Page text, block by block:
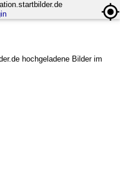
hochgeladene Bilder im